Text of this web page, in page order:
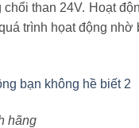
than 24V. Hoạt
trình họat động nhờ
hãng